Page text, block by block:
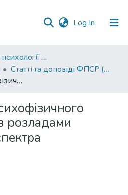
Log In (current)
10. Факультет психології та соціальної роботи
Статті та доповіді ФПСР (Психологічні науки)
Особливості психофізичного розвиту дітей з розладами аутистичного спектра
розладами